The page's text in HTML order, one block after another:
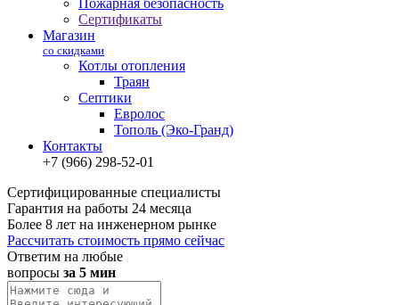
Сертификаты
Магазин
со скидками
Котлы отопления
Траян
Септики
Евролос
Тополь (Эко-Гранд)
Контакты
+7 (966) 298-52-01
Сертифицированные специалисты
Гарантия на работы 24 месяца
Более 8 лет на инженерном рынке
Рассчитать стоимость прямо сейчас
Ответим на любые
вопросы за 5 мин